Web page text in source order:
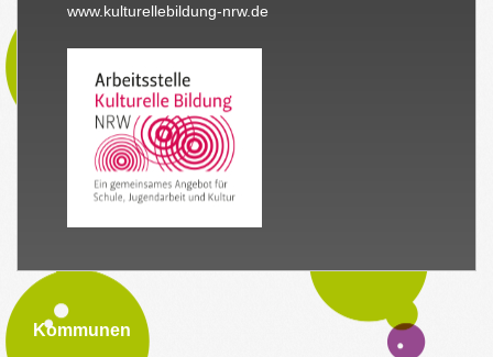
www.kulturellebildung-nrw.de
Kommunen